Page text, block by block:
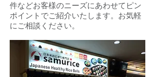
件などお客様のニーズにあわせてピン
ポイントでご紹介いたします。お気軽
にご相談ください。